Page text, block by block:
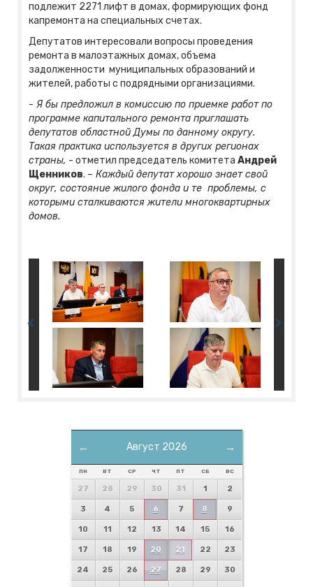
подлежит 2271 лифт в домах, формирующих фонд
капремонта на специальных счетах.
Депутатов интересовали вопросы проведения
ремонта в малоэтажных домах, объема
задолженности муниципальных образований и
жителей, работы с подрядными организациями.
- Я бы предложил в комиссию по приемке работ по
программе капитального ремонта приглашать
депутатов областной Думы по данному округу.
Такая практика используется в других регионах
страны, - отметил председатель комитета Андрей
Щенников. – Каждый депутат хорошо знает свой
округ, состояние жилого фонда и те проблемы, с
которыми сталкиваются жители многоквартирных
домов.
← →
Август 2026
ПН ВТ СР ЧТ ПТ СБ ВС
27 28 29 30 31 1 2
3 4 5 6 7 8 9
10 11 12 13 14 15 16
17 18 19 20 21 22 23
24 25 26 27 28 29 30